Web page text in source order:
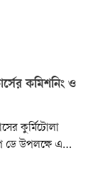
কমিশনিং ও
কুর্মিটোলা
ডে উপলক্ষে এক